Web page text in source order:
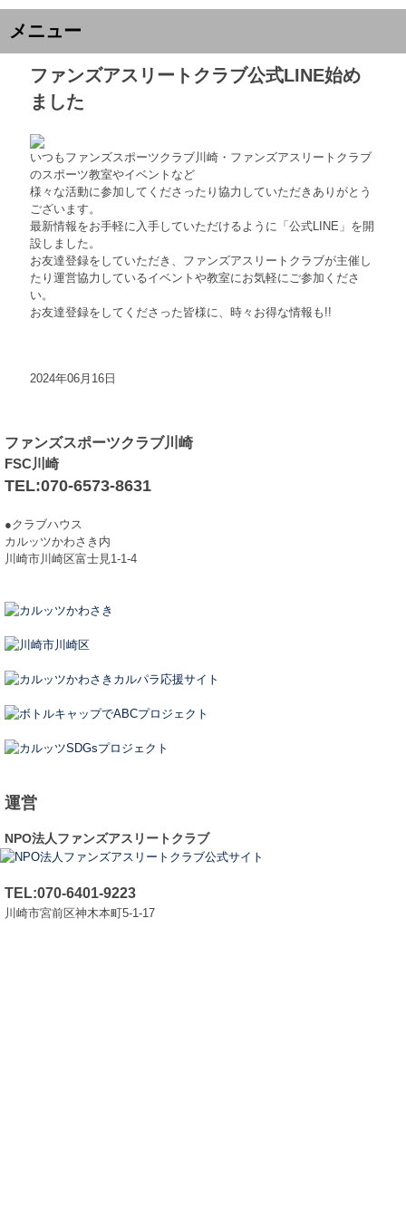
メニュー
ファンズアスリートクラブ公式LINE始め
ました
いつもファンズスポーツクラブ川崎・ファンズアスリートクラブ
のスポーツ教室やイベントなど
様々な活動に参加してくださったり協力していただきありがとう
ございます。
最新情報をお手軽に入手していただけるように「公式LINE」を開
設しました。
お友達登録をしていただき、ファンズアスリートクラブが主催し
たり運営協力しているイベントや教室にお気軽にご参加くださ
い。
お友達登録をしてくださった皆様に、時々お得な情報も!!
2024年06月16日
ファンズスポーツクラブ川崎
FSC川崎
TEL:070-6573-8631
●クラブハウス
カルッツかわさき内
川崎市川崎区富士見1-1-4
運営
NPO法人ファンズアスリートクラブ
TEL:070-6401-9223
川崎市宮前区神木本町5-1-17